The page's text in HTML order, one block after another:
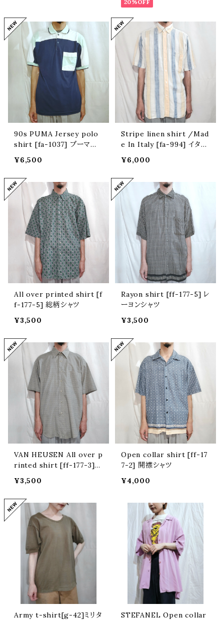
20%OFF
90s PUMA Jersey polo
shirt [fa-1037] プーマカ
¥6,500
Stripe linen shirt /Mad
e In Italy [fa-994] イタリ
¥6,000
All over printed shirt [f
f-177-5] 総柄シャツ
¥3,500
Rayon shirt [ff-177-5] レ
ーヨンシャツ
¥3,500
VAN HEUSEN All over p
rinted shirt [ff-177-3]
¥3,500
Open collar shirt [ff-17
7-2] 開襟シャツ
¥4,000
Army t-shirt[g-42]ミリタ STEFANEL Open collar